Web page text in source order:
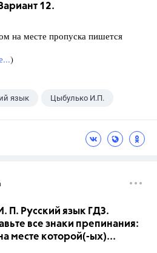
12.
на месте пропуска пишется
)
язык Цыбулько И.П.
П. Русский язык ГДЗ.
все знаки препинания:
месте которой(-ых)...